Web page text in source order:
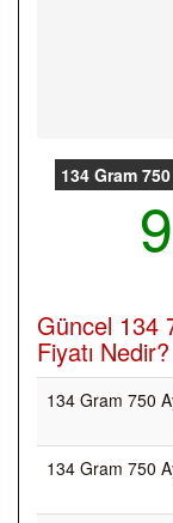
134 Gram
Güncel 134
Fiyatı Nedir?
134 Gram 750
134 Gram 750